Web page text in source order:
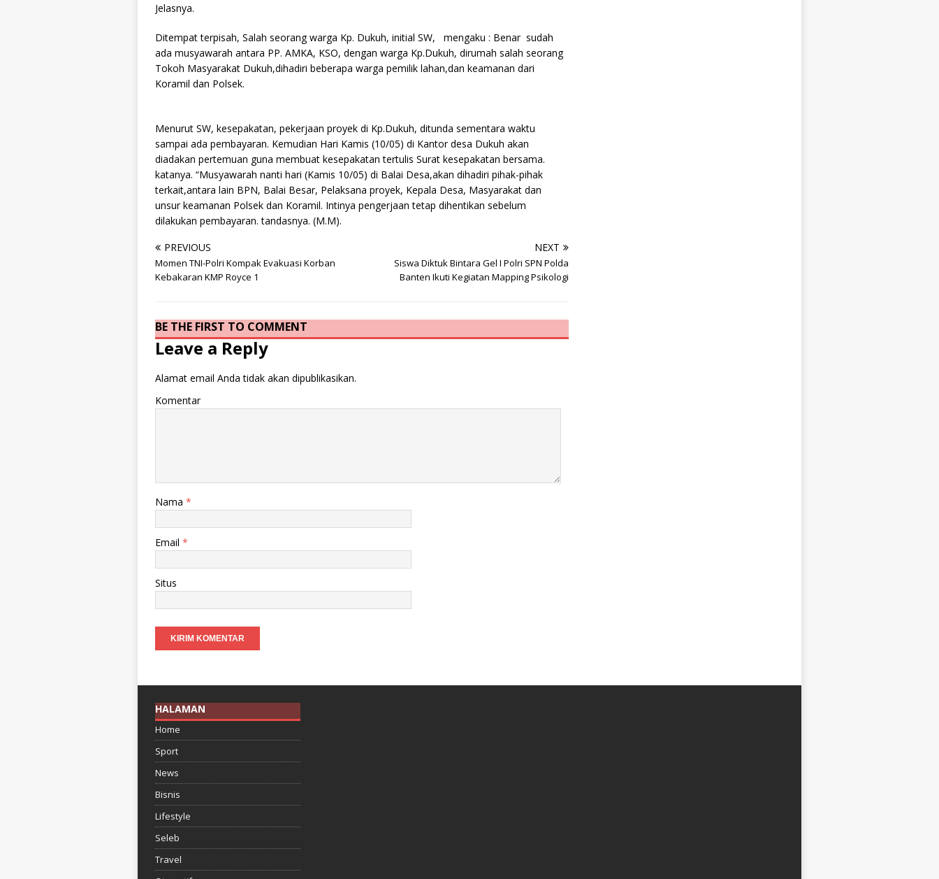
Jelasnya.
Ditempat terpisah, Salah seorang warga Kp. Dukuh, initial SW, mengaku : Benar sudah
ada musyawarah antara PP. AMKA, KSO, dengan warga Kp.Dukuh, dirumah salah seorang
Tokoh Masyarakat Dukuh,dihadiri beberapa warga pemilik lahan,dan keamanan dari
Koramil dan Polsek.
Menurut SW, kesepakatan, pekerjaan proyek di Kp.Dukuh, ditunda sementara waktu
sampai ada pembayaran. Kemudian Hari Kamis (10/05) di Kantor desa Dukuh akan
diadakan pertemuan guna membuat kesepakatan tertulis Surat kesepakatan bersama.
katanya. “Musyawarah nanti hari (Kamis 10/05) di Balai Desa,akan dihadiri pihak-pihak
terkait,antara lain BPN, Balai Besar, Pelaksana proyek, Kepala Desa, Masyarakat dan
unsur keamanan Polsek dan Koramil. Intinya pengerjaan tetap dihentikan sebelum
dilakukan pembayaran. tandasnya. (M.M).
PREVIOUS
Momen TNI-Polri Kompak Evakuasi Korban
Kebakaran KMP Royce 1
NEXT
Siswa Diktuk Bintara Gel I Polri SPN Polda
Banten Ikuti Kegiatan Mapping Psikologi
BE THE FIRST TO COMMENT
Leave a Reply
Alamat email Anda tidak akan dipublikasikan.
Komentar
Nama *
Email *
Situs
HALAMAN
Home
Sport
News
Bisnis
Lifestyle
Seleb
Travel